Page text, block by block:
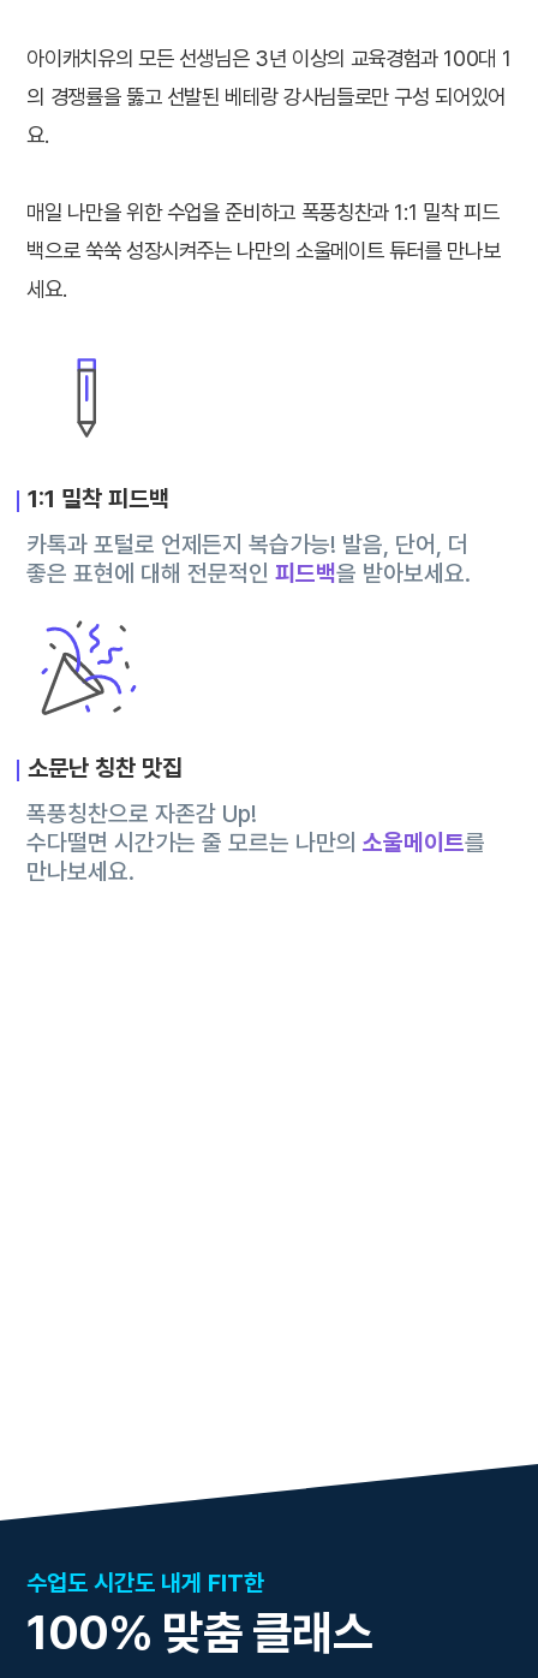
아이캐치유의 모든 선생님은 3년 이상의 교육경험과 100대 1
의 경쟁률을 뚫고 선발된 베테랑 강사님들로만 구성 되어있어
요.
매일 나만을 위한 수업을 준비하고 폭풍칭찬과 1:1 밀착 피드
백으로 쑥쑥 성장시켜주는 나만의 소울메이트 튜터를 만나보
세요.
1:1 밀착 피드백
카톡과 포털로 언제든지 복습가능! 발음, 단어, 더
좋은 표현에 대해 전문적인피드백을 받아보세요.
소문난 칭찬 맛집
폭풍칭찬으로 자존감 Up!
수다떨면 시간가는 줄 모르는 나만의소울메이트를
만나보세요.
수업도 시간도 내게 FIT한
100% 맞춤 클래스